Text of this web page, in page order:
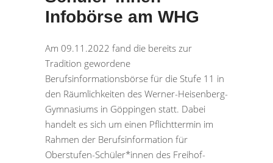
Infobörse am WHG
Am 09.11.2022 fand die bereits zur
Tradition gewordene
Berufsinformationsbörse für die Stufe 11 in
den Räumlichkeiten des Werner-Heisenberg-
Gymnasiums in Göppingen statt. Dabei
handelt es sich um einen Pflichttermin im
Rahmen der Berufsinformation für
Oberstufen-Schüler*innen des Freihof-